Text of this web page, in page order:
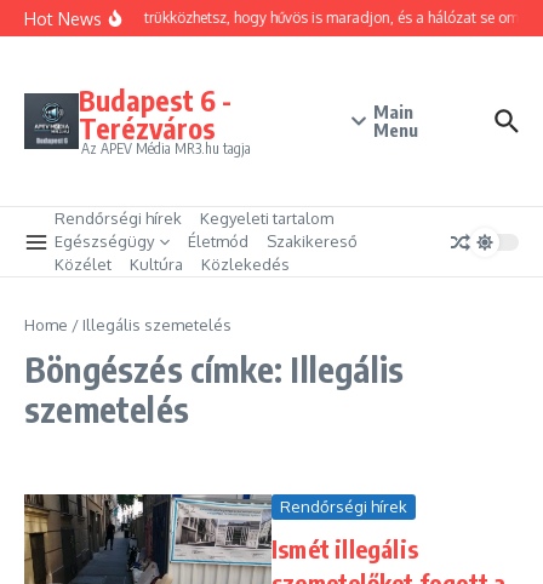
Ugrás a tartalomhoz
Hot NewsHogyan trükközhetsz, hogy hűvös is maradjon, és a hálózat se
Budapest 6 -
Terézváros
Az APEV Média MR3.hu tagja
Main
Menu
Rendőrségi hírek
Kegyeleti tartalom
Egészségügy
Életmód
Szakikereső
Közélet
Kultúra Közlekedés
Home / Illegális szemetelés
Böngészés címke: Illegális
szemetelés
Rendőrségi hírek
Ismét illegális